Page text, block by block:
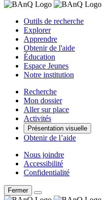
Outils de recherche
Explorer
Apprendre
Obtenir de l'aide
Éducation
Espace Jeunes
Notre institution
Recherche
Mon dossier
Aller sur place
Activités
Présentation visuelle
Obtenir de l’aide
Nous joindre
Accessibilité
Confidentialité
Fermer